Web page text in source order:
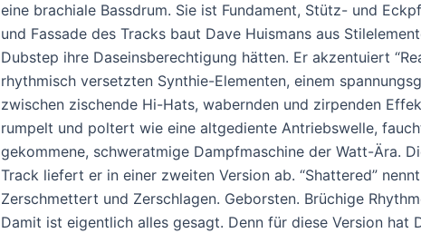
eine brachiale Bassdrum. Sie ist Fundament, Stütz- und
und Fassade des Tracks baut Dave Huismans aus
Dubstep ihre Daseinsberechtigung hätten. Er akzentuiert
rhythmisch versetzten Synthie-Elementen, einem
zwischen zischende Hi-Hats, wabernden und zirpenden
rumpelt und poltert wie eine altgediente Antriebswelle,
gekommene, schweratmige Dampfmaschine der Watt-Ära.
Track liefert er in einer zweiten Version ab. “Shattered”
Zerschmettert und Zerschlagen. Geborsten. Brüchige
Damit ist eigentlich alles gesagt. Denn für diese Version hat